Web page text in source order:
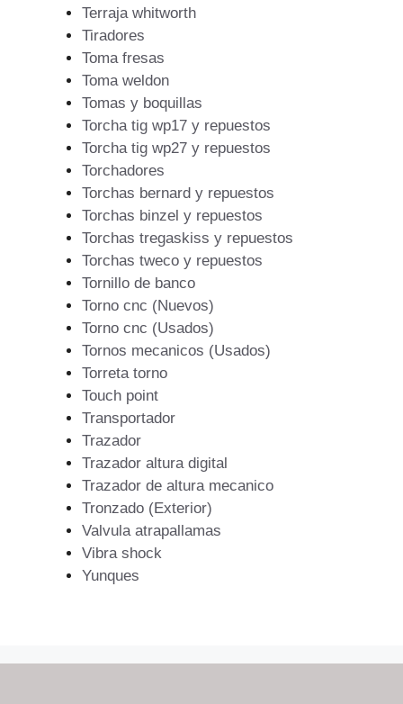
Terraja whitworth
Tiradores
Toma fresas
Toma weldon
Tomas y boquillas
Torcha tig wp17 y repuestos
Torcha tig wp27 y repuestos
Torchadores
Torchas bernard y repuestos
Torchas binzel y repuestos
Torchas tregaskiss y repuestos
Torchas tweco y repuestos
Tornillo de banco
Torno cnc (Nuevos)
Torno cnc (Usados)
Tornos mecanicos (Usados)
Torreta torno
Touch point
Transportador
Trazador
Trazador altura digital
Trazador de altura mecanico
Tronzado (Exterior)
Valvula atrapallamas
Vibra shock
Yunques